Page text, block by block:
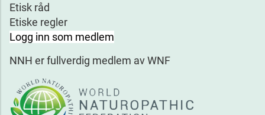
Etisk råd
Etiske regler
Logg inn som medlem
NNH er fullverdig medlem av WNF